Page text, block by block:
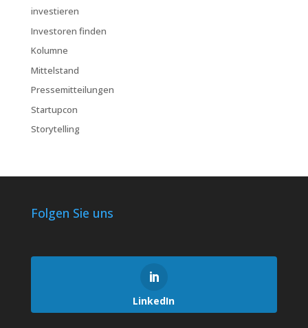
investieren
Investoren finden
Kolumne
Mittelstand
Pressemitteilungen
Startupcon
Storytelling
Folgen Sie uns
LinkedIn